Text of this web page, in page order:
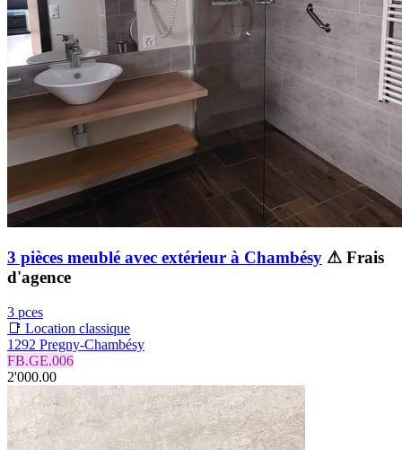
3 pièces meublé avec extérieur à Chambésy ⚠ Frais
d'agence
3 pces
📑 Location classique
1292 Pregny-Chambésy
FB.GE.006
2'000.00